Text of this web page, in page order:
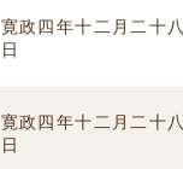
寛政四年十二月二十八
日
寛政四年十二月二十八
日